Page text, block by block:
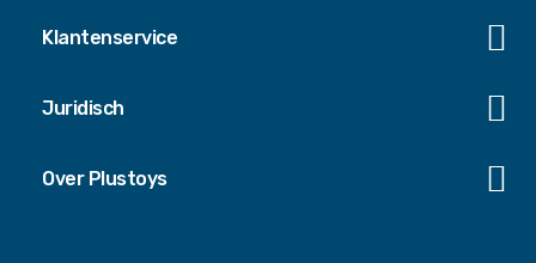
Klantenservice
Juridisch
Over Plustoys